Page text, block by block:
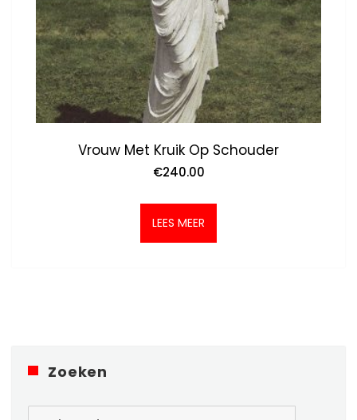
Vrouw Met Kruik Op Schouder
€240.00
LEES MEER
Zoeken